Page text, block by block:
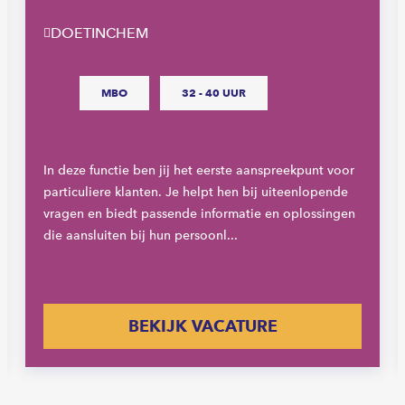
DOETINCHEM
MBO 32 - 40 UUR
In deze functie ben jij het eerste aanspreekpunt voor
particuliere klanten. Je helpt hen bij uiteenlopende
vragen en biedt passende informatie en oplossingen
die aansluiten bij hun persoonl...
BEKIJK VACATURE